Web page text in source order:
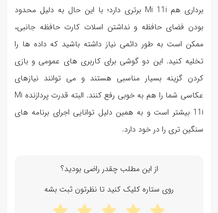
برداری هم Mi 11i برتری دارد؛ با این حال به دلیل محدود
بودن فضای حافظه و نداشتن اسلات کارت حافظه جانبی،
ممکن است به طور دائمی نیاز داشته باشید که داده ها را
تخلیه کنید. این دو گوشی برای کاربری های عمومی و بازی
کردن گزینه بسیار مناسبی هستند و می توانند نیازهای
عکاسی شما را هم به خوبی رفع کنند. البته قدرت پردازنده Mi
11i بیشتر است و به همین دلیل توانایی اجرای برنامه های
سنگین تری را در خود دارد.
از این مطلب چقدر راضی بودید؟
روی ستاره کلیک کنید تا نظرتون ثبت بشه